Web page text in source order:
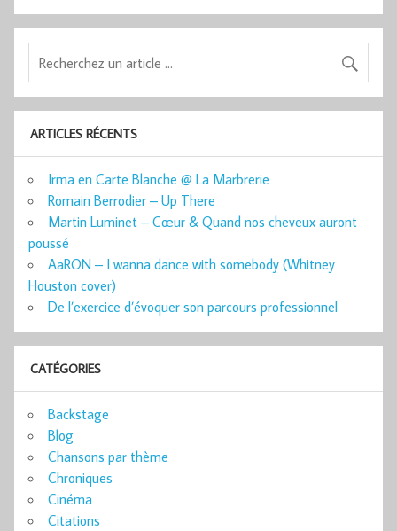
ARTICLES RÉCENTS
Irma en Carte Blanche @ La Marbrerie
Romain Berrodier – Up There
Martin Luminet – Cœur & Quand nos cheveux auront
poussé
AaRON – I wanna dance with somebody (Whitney
Houston cover)
De l’exercice d’évoquer son parcours professionnel
CATÉGORIES
Backstage
Blog
Chansons par thème
Chroniques
Cinéma
Citations